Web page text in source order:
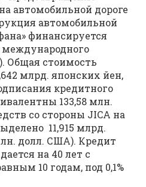
автомобильной дороге
автомобильной
финансируется
Общая стоимость
млрд. японских йен,
кредитного
133,58 млн.
со стороны JICA на
11,915 млрд.
долл. США). Кредит
на 40 лет с
10 годам, под 0,1%